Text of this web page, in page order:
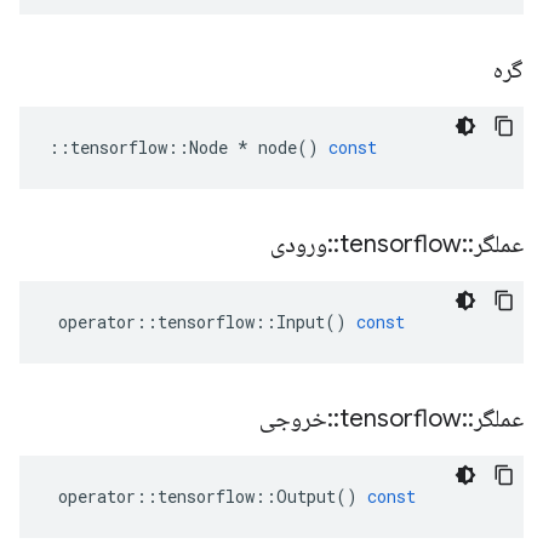
گره
:: tensorflow ::Node * node() const
عملگر ::
tensorflow
::ورودی
operator :: tensorflow :: Input() const
عملگر ::
tensorflow
::خروجی
operator :: tensorflow ::Output() const